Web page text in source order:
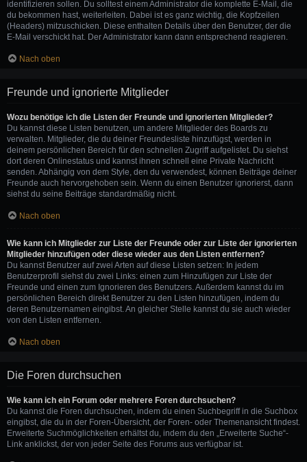
identifizieren sollen. Du solltest einem Administrator die komplette E-Mail, die
du bekommen hast, weiterleiten. Dabei ist es ganz wichtig, die Kopfzeilen
(Headers) mitzuschicken. Diese enthalten Details über den Benutzer, der die
E-Mail verschickt hat. Der Administrator kann dann entsprechend reagieren.
Nach oben
Freunde und ignorierte Mitglieder
Wozu benötige ich die Listen der Freunde und ignorierten Mitglieder?
Du kannst diese Listen benutzen, um andere Mitglieder des Boards zu
verwalten. Mitglieder, die du deiner Freundesliste hinzufügst, werden in
deinem persönlichen Bereich für den schnellen Zugriff aufgelistet. Du siehst
dort deren Onlinestatus und kannst ihnen schnell eine Private Nachricht
senden. Abhängig von dem Style, den du verwendest, können Beiträge deiner
Freunde auch hervorgehoben sein. Wenn du einen Benutzer ignorierst, dann
siehst du seine Beiträge standardmäßig nicht.
Nach oben
Wie kann ich Mitglieder zur Liste der Freunde oder zur Liste der ignorierten
Mitglieder hinzufügen oder diese wieder aus den Listen entfernen?
Du kannst Benutzer auf zwei Arten auf diese Listen setzen: In jedem
Benutzerprofil siehst du zwei Links: einen zum Hinzufügen zur Liste der
Freunde und einen zum Ignorieren des Benutzers. Außerdem kannst du im
persönlichen Bereich direkt Benutzer zu den Listen hinzufügen, indem du
deren Benutzernamen eingibst. An gleicher Stelle kannst du sie auch wieder
von den Listen entfernen.
Nach oben
Die Foren durchsuchen
Wie kann ich ein Forum oder mehrere Foren durchsuchen?
Du kannst die Foren durchsuchen, indem du einen Suchbegriff in die Suchbox
eingibst, die du in der Foren-Übersicht, der Foren- oder Themenansicht findest.
Erweiterte Suchmöglichkeiten erhältst du, indem du den „Erweiterte Suche“-
Link anklickst, der von jeder Seite des Forums aus verfügbar ist.